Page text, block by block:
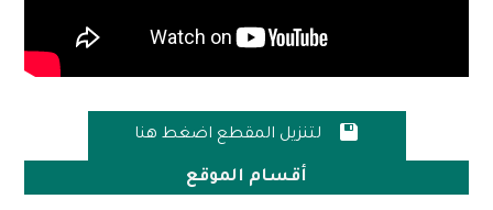
 لتنزيل المقطع اضغط هنا
أقسام الموقع